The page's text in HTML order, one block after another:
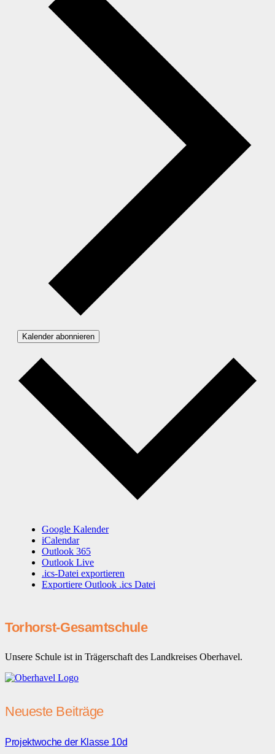
Kalender abonnieren
Google Kalender
iCalendar
Outlook 365
Outlook Live
.ics-Datei exportieren
Exportiere Outlook .ics Datei
Torhorst-Gesamtschule
Unsere Schule ist in Trägerschaft des Landkreises Oberhavel.
Neueste Beiträge
Projektwoche der Klasse 10d